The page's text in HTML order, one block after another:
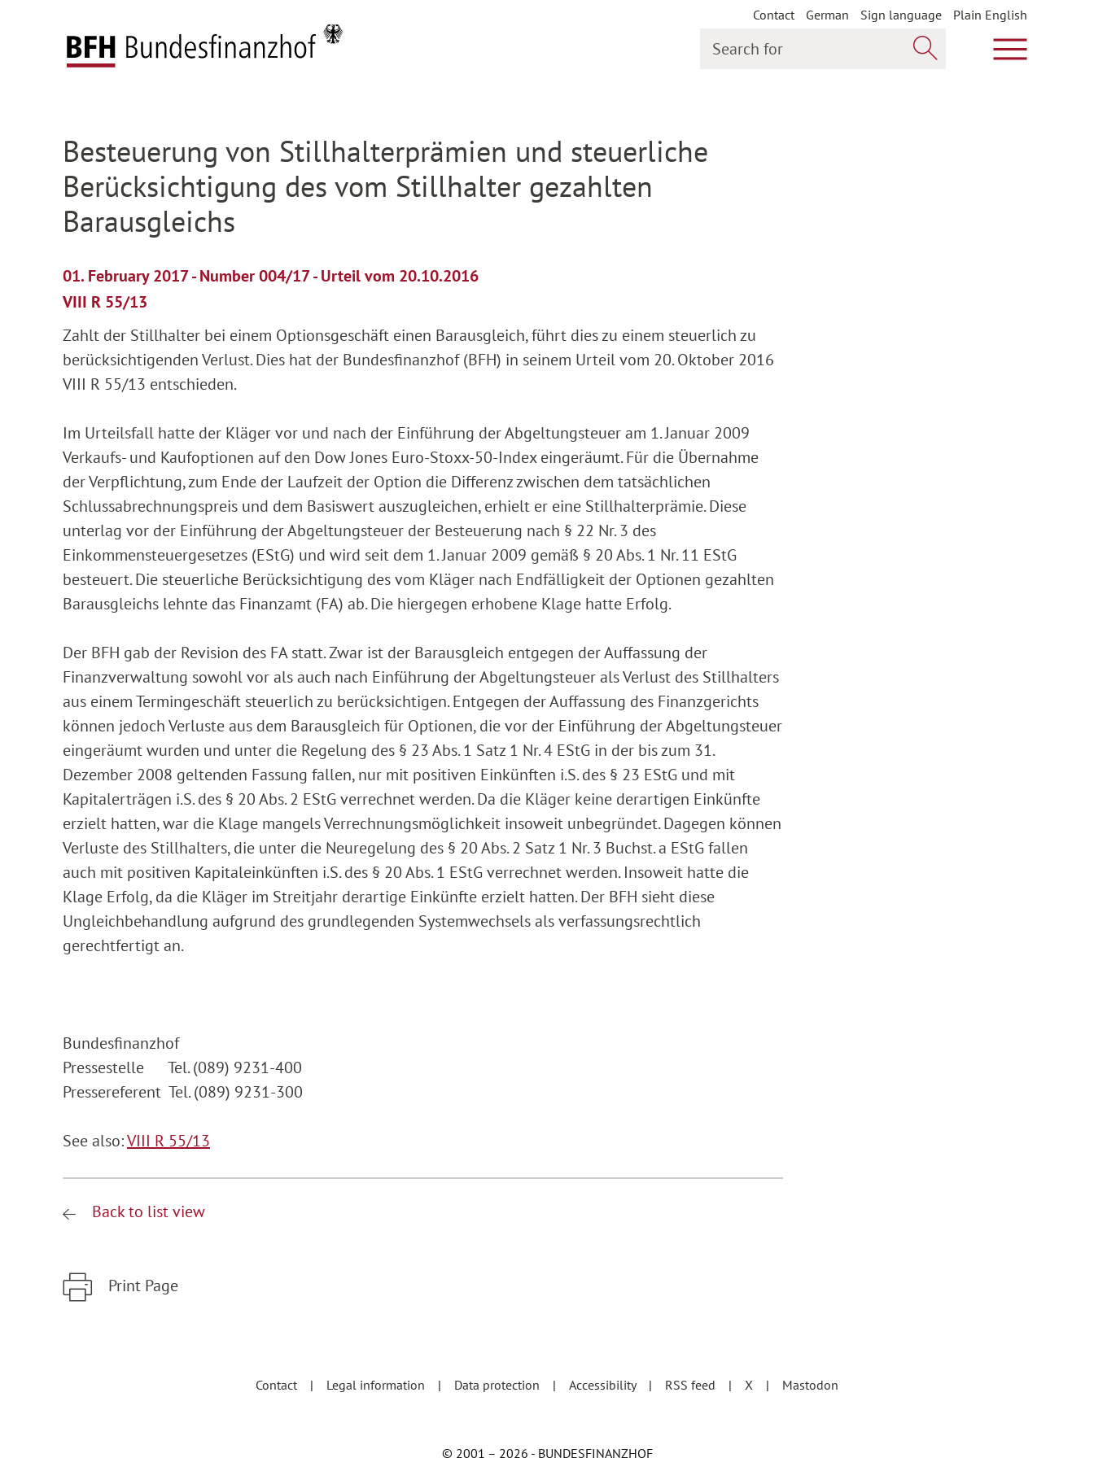
Contact German Sign language
Plain English
Show main
Federal Fiscal Court
Besteuerung von Stillhalterprämien und steuerliche
Berücksichtigung des vom Stillhalter gezahlten
Barausgleichs
01. February 2017 - Number 004/17 - Urteil vom 20.10.2016
VIII R 55/13
Zahlt der Stillhalter bei einem Optionsgeschäft einen Barausgleich, führt dies zu einem steuerlich zu
berücksichtigenden Verlust. Dies hat der Bundesfinanzhof (BFH) in seinem Urteil vom 20. Oktober 2016
VIII R 55/13 entschieden.
Im Urteilsfall hatte der Kläger vor und nach der Einführung der Abgeltungsteuer am 1. Januar 2009
Verkaufs- und Kaufoptionen auf den Dow Jones Euro-Stoxx-50-Index eingeräumt. Für die Übernahme
der Verpflichtung, zum Ende der Laufzeit der Option die Differenz zwischen dem tatsächlichen
Schlussabrechnungspreis und dem Basiswert auszugleichen, erhielt er eine Stillhalterprämie. Diese
unterlag vor der Einführung der Abgeltungsteuer der Besteuerung nach § 22 Nr. 3 des
Einkommensteuergesetzes (EStG) und wird seit dem 1. Januar 2009 gemäß § 20 Abs. 1 Nr. 11 EStG
besteuert. Die steuerliche Berücksichtigung des vom Kläger nach Endfälligkeit der Optionen gezahlten
Barausgleichs lehnte das Finanzamt (FA) ab. Die hiergegen erhobene Klage hatte Erfolg.
Der BFH gab der Revision des FA statt. Zwar ist der Barausgleich entgegen der Auffassung der
Finanzverwaltung sowohl vor als auch nach Einführung der Abgeltungsteuer als Verlust des Stillhalters
aus einem Termingeschäft steuerlich zu berücksichtigen. Entgegen der Auffassung des Finanzgerichts
können jedoch Verluste aus dem Barausgleich für Optionen, die vor der Einführung der Abgeltungsteuer
eingeräumt wurden und unter die Regelung des § 23 Abs. 1 Satz 1 Nr. 4 EStG in der bis zum 31.
Dezember 2008 geltenden Fassung fallen, nur mit positiven Einkünften i.S. des § 23 EStG und mit
Kapitalerträgen i.S. des § 20 Abs. 2 EStG verrechnet werden. Da die Kläger keine derartigen Einkünfte
erzielt hatten, war die Klage mangels Verrechnungsmöglichkeit insoweit unbegründet. Dagegen können
Verluste des Stillhalters, die unter die Neuregelung des § 20 Abs. 2 Satz 1 Nr. 3 Buchst. a EStG fallen
auch mit positiven Kapitaleinkünften i.S. des § 20 Abs. 1 EStG verrechnet werden. Insoweit hatte die
Klage Erfolg, da die Kläger im Streitjahr derartige Einkünfte erzielt hatten. Der BFH sieht diese
Ungleichbehandlung aufgrund des grundlegenden Systemwechsels als verfassungsrechtlich
gerechtfertigt an.
Bundesfinanzhof
Pressestelle Tel. (089) 9231-400
Pressereferent Tel. (089) 9231-300
See also:VIII R 55/13
Back to list view
Print Page
Contact Legal information Data protection Accessibility RSS feed X Mastodon
© 2001 – 2026 - BUNDESFINANZHOF